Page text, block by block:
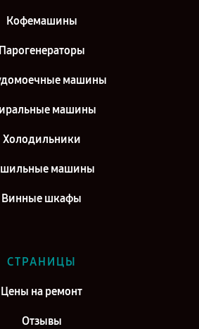
Siemens S1WTF 3800 в г. Самара
Кофемашины
Парогенераторы
машины
машины
Холодильники
машины
Винные шкафы
СТРАНИЦЫ
Цены на ремонт
Отзывы